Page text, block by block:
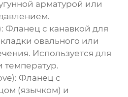
арматурой или
Фланец с канавкой для
овального или
Используется для
температур.
Фланец с
(язычком) и